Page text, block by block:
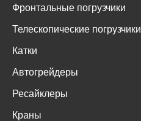
Фронтальные погрузчики
Телескопические погрузчики
Катки
Автогрейдеры
Ресайклеры
Краны